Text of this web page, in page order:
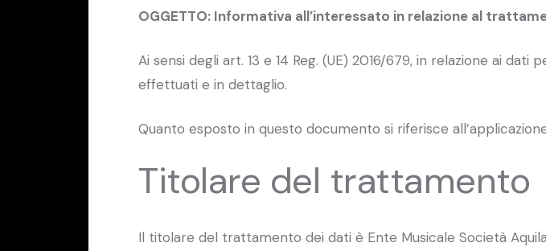
OGGETTO: Informativa all’interessato in relazione al
Ai sensi degli art. 13 e 14 Reg. (UE) 2016/679, in relazione ai
effettuati e in dettaglio.
Quanto esposto in questo documento si riferisce
Titolare del trattamento
Il titolare del trattamento dei dati è Ente Musicale Società